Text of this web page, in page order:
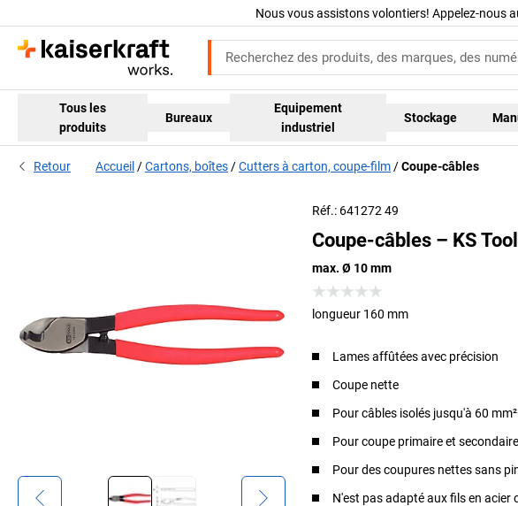
Nous vous assistons volontiers! Appelez-nous
Tous les
produits
Bureaux
Equipement
industriel
Stockage
Retour Accueil Cartons, boîtes Cutters à carton, coupe-film Coupe-câbles
Réf.: 641272 49
Coupe-câbles – KS
max. Ø 10 mm
longueur 160 mm
Lames affûtées avec précision
Coupe nette
Pour câbles isolés jusqu'à 60 mm²
Pour coupe primaire et secondaire
Pour des coupures nettes sans
N'est pas adapté aux fils en acier